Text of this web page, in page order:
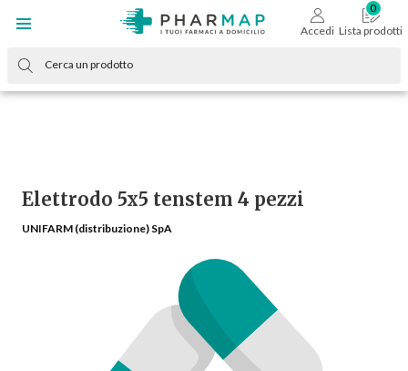
Accedi Lista prodotti
Elettrodo 5x5 tenstem 4 pezzi
UNIFARM (distribuzione) SpA